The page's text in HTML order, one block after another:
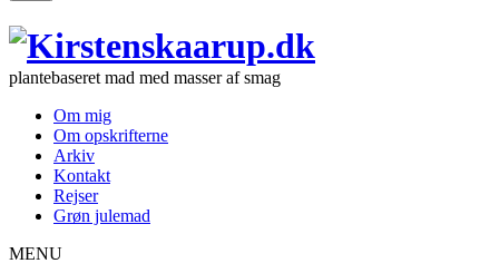
plantebaseret mad med masser af smag
Om mig
Om opskrifterne
Arkiv
Kontakt
Rejser
Grøn julemad
MENU